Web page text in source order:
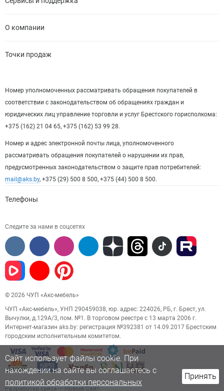
О компании
Точки продаж
Номер уполномоченных рассматривать обращения покупателей в
соответствии с законодательством об обращениях граждан и
юридических лиц управление торговли и услуг Брестского горисполкома:
+375 (162) 21 04 65, +375 (162) 53 99 28.
Номер и адрес электронной почты лица, уполномоченного
рассматривать обращения покупателей о нарушении их прав,
предусмотренных законодательством о защите прав потребителей:
mail@aks.by, +375 (29) 500 8 500, +375 (44) 500 8 500.
Телефоны
Следите за нами в соцсетях
© 2026 ЧУП «Акс-мебель»
ЧУП «Акс-мебель», УНП 290459038, юр. адрес: 224026, РБ, г. Брест, ул.
Вычулки, д.129А/3, пом. №1. В торговом реестре с 13 марта 2006 г.
Интернет-магазин aks.by: регистрация №392381 от 14.09.2017 Брестским
городским исполнительным комитетом.
Разработка сайта— Новый Сайт
Сайт использует файлы cookie. При
нахождении на сайте вы соглашаетесь с
политикой обработки персональных
Принять